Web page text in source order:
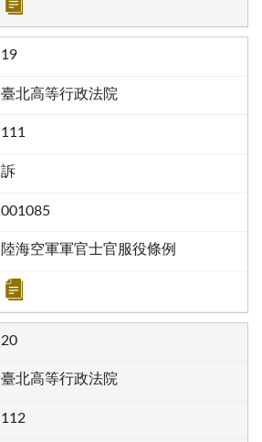
19
臺北高等行政法院
111
訴
001085
陸海空軍軍官士官服役條例
20
臺北高等行政法院
112